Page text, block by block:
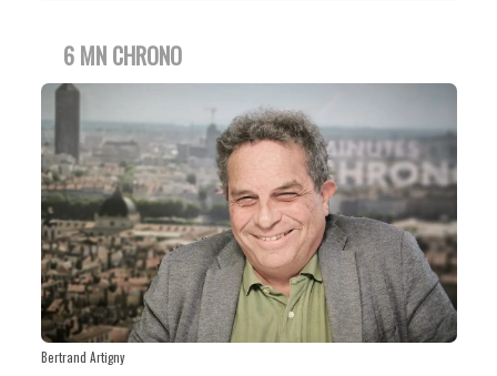
6 MN CHRONO
Bertrand Artigny